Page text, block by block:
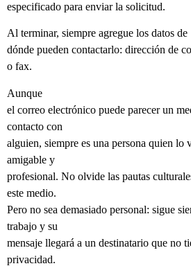
especificado para enviar la solicitud.
Al terminar, siempre agregue los datos de
dónde pueden contactarlo: dirección de
o fax.
Aunque
el correo electrónico puede parecer un
contacto con
alguien, siempre es una persona quien lo
amigable y
profesional. No olvide las pautas
este medio.
Pero no sea demasiado personal: sigue
trabajo y su
mensaje llegará a un destinatario que no
privacidad.